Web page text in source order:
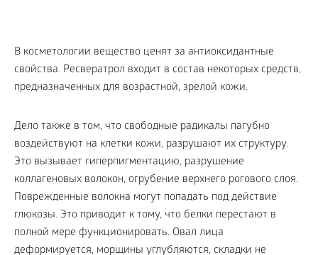
В косметологии вещество ценят за антиоксидантные
свойства. Ресвератрол входит в состав некоторых средств,
предназначенных для возрастной, зрелой кожи.
Дело также в том, что свободные радикалы пагубно
воздействуют на клетки кожи, разрушают их структуру.
Это вызывает гиперпигментацию, разрушение
коллагеновых волокон, огрубение верхнего рогового слоя.
Поврежденные волокна могут попадать под действие
глюкозы. Это приводит к тому, что белки перестают в
полной мере функционировать. Овал лица
деформируется, морщины углубляются, складки не